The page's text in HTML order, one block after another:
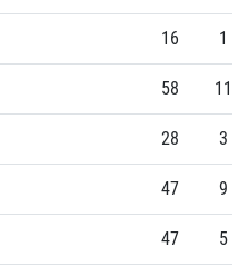
16 1
58 11
28 3
47 9
47 5